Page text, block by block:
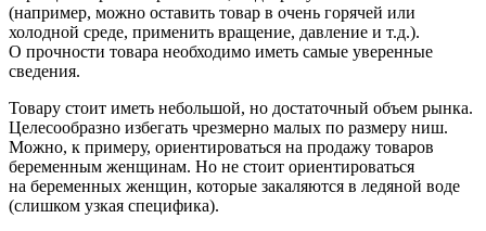
(например, можно оставить товар в очень горячей или
холодной среде, применить вращение, давление и т.д.).
О прочности товара необходимо иметь самые уверенные
сведения.
Товару стоит иметь небольшой, но достаточный объем рынка.
Целесообразно избегать чрезмерно малых по размеру ниш.
Можно, к примеру, ориентироваться на продажу товаров
беременным женщинам. Но не стоит ориентироваться
на беременных женщин, которые закаляются в ледяной воде
(слишком узкая специфика).